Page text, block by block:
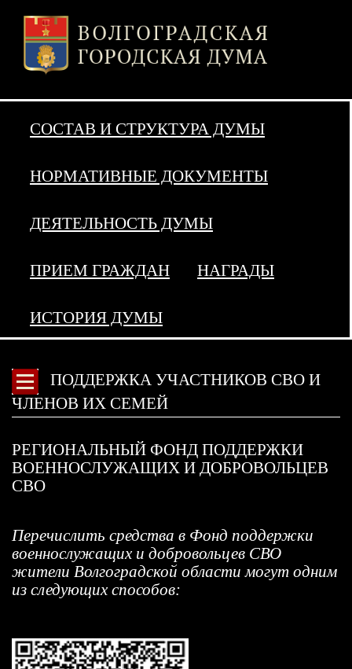
СОСТАВ И СТРУКТУРА ДУМЫ
НОРМАТИВНЫЕ ДОКУМЕНТЫ
ДЕЯТЕЛЬНОСТЬ ДУМЫ
ПРИЕМ ГРАЖДАН НАГРАДЫ
ИСТОРИЯ ДУМЫ
ПОДДЕРЖКА УЧАСТНИКОВ СВО И
ЧЛЕНОВ ИХ СЕМЕЙ
РЕГИОНАЛЬНЫЙ ФОНД ПОДДЕРЖКИ
ВОЕННОСЛУЖАЩИХ И ДОБРОВОЛЬЦЕВ
СВО
Перечислить средства в Фонд поддержки
военнослужащих и добровольцев СВО
жители Волгоградской области могут одним
из следующих способов: